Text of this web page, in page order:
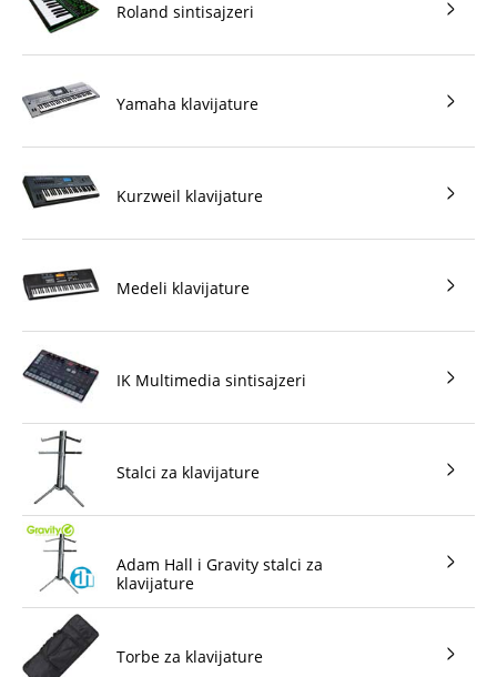
Roland sintisajzeri
Yamaha klavijature
Kurzweil klavijature
Medeli klavijature
IK Multimedia sintisajzeri
Stalci za klavijature
Adam Hall i Gravity stalci za
klavijature
Torbe za klavijature